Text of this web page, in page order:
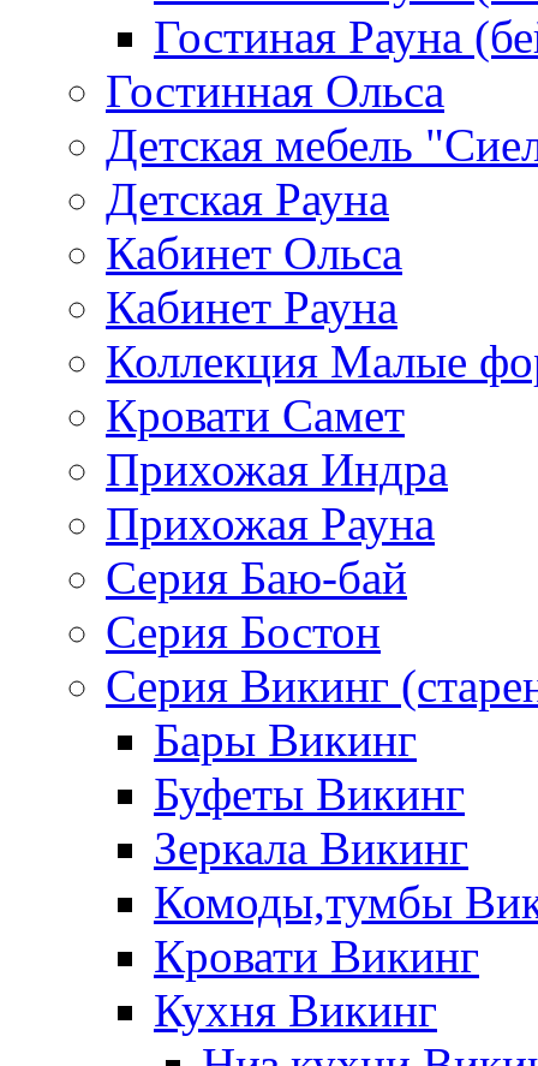
Гостиная Рауна
Гостинная Ольса
Детская мебель
Детская Рауна
Кабинет Ольса
Кабинет Рауна
Коллекция Малые
Кровати Самет
Прихожая Индра
Прихожая Рауна
Серия Баю-бай
Серия Бостон
Серия Викинг
Бары Викинг
Буфеты Викинг
Зеркала Викинг
Комоды,тумбы
Кровати Викинг
Кухня Викинг